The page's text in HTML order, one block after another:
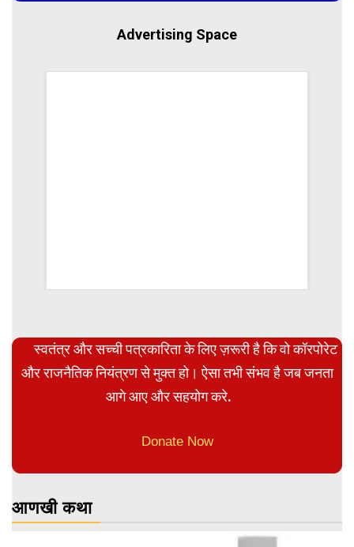
Advertising Space
स्वतंत्र और सच्ची पत्रकारिता के लिए ज़रूरी है कि वो कॉरपोरेट
और राजनैतिक नियंत्रण से मुक्त हो। ऐसा तभी संभव है जब जनता
आगे आए और सहयोग करे.
Donate Now
आणखी कथा